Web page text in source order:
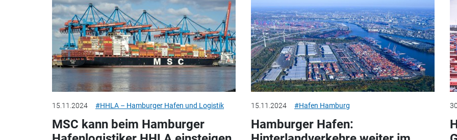
15.11.2024 #HHLA – Hamburger Hafen und Logistik
MSC kann beim Hamburger
15.11.2024 #Hafen Hamburg
Hamburger Hafen: